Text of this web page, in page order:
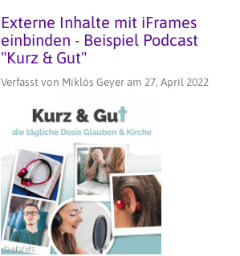
in
Externe Inhalte mit iFrames
einbinden - Beispiel Podcast
"Kurz & Gut"
Verfasst von Miklós Geyeram 27, April 2022